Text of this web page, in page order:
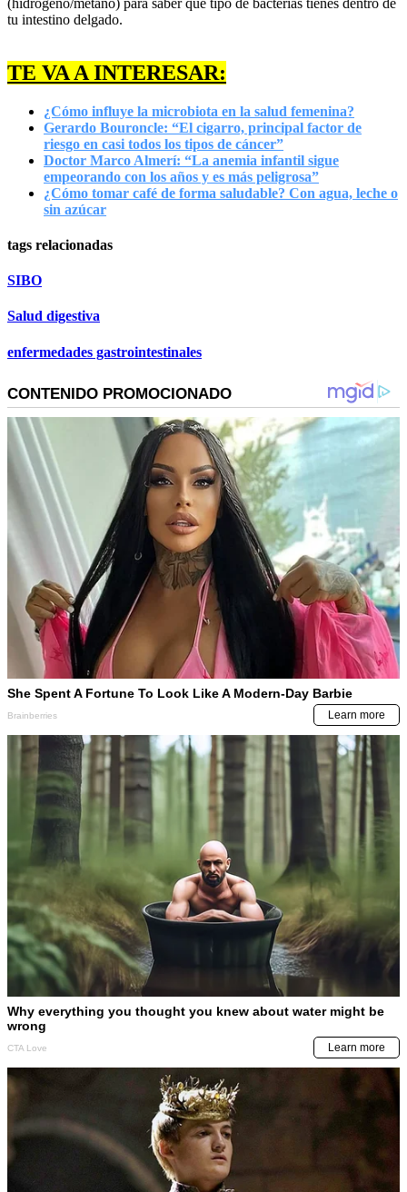
tu intestino delgado.
TE VA A INTERESAR:
¿Cómo influye la microbiota en la salud femenina?
Gerardo Bouroncle: “El cigarro, principal factor de
riesgo en casi todos los tipos de cáncer”
Doctor Marco Almerí: “La anemia infantil sigue
empeorando con los años y es más peligrosa”
¿Cómo tomar café de forma saludable? Con agua, leche o
sin azúcar
tags relacionadas
SIBO
Salud digestiva
enfermedades gastrointestinales